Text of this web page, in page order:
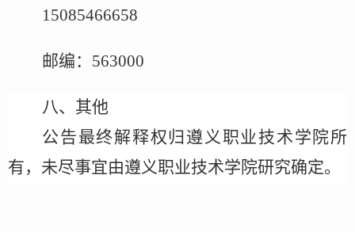
15085466658
邮编： 563000
八、其他
公告最终解释权归遵义 职业技术学 院所
有，未尽事宜由遵义职业技术学院研究确定。